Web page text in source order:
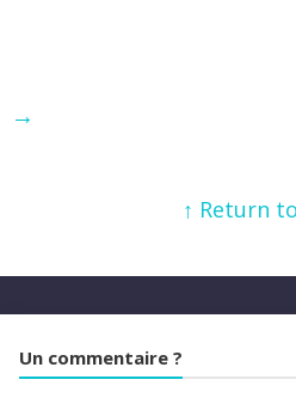
→
↑ Return
Un commentaire ?